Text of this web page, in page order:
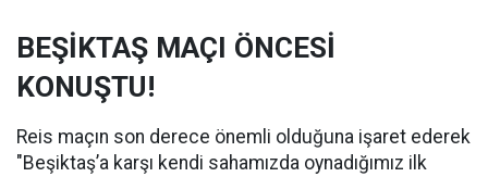
BEŞİKTAŞ MAÇI ÖNCESİ
KONUŞTU!
Reis maçın son derece önemli olduğuna işaret ederek
"Beşiktaş’a karşı kendi sahamızda oynadığımız ilk